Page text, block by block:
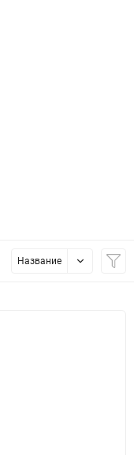
Название